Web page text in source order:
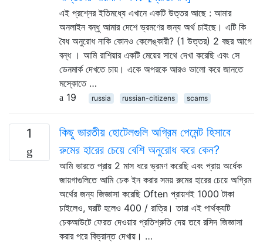
এই প্রশ্নের ইতিমধ্যে এখানে একটি উত্তর আছে : আমার
অনলাইন বন্ধু আমার দেশে ভ্রমণের জন্য অর্থ চাইছে। এটি কি
বৈধ অনুরোধ নাকি কোনও কেলেঙ্কারী? (1 উত্তর) 2 বছর আগে
বন্ধ । আমি রাশিয়ার একটি মেয়ের সাথে দেখা করেছি এবং সে
ডেনমার্ক দেখতে চায়। একে অপরকে আরও ভালো করে জানতে
মস্কোতে …
19
russia russian-citizens scams
1
কিছু ভারতীয় হোটেলগুলি অগ্রিম পেমেন্ট হিসাবে
রুমের হারের চেয়ে বেশি অনুরোধ করে কেন?
আমি ভারতে প্রায় 2 মাস ধরে ভ্রমণ করেছি এবং প্রায় অর্ধেক
জায়গাগুলিতে আমি চেক ইন করার সময় রুমের হারের চেয়ে অগ্রিম
অর্থের জন্য জিজ্ঞাসা করেছি Often প্রায়শই 1000 টাকা
চাইলেও, ঘরটি হলেও 400 / রাত্রি। তারা এই পার্থক্যটি
চেকআউটে ফেরত দেওয়ার প্রতিশ্রুতি দেয় তবে রসিদ জিজ্ঞাসা
করার পরে বিভ্রান্ত দেখায়। …